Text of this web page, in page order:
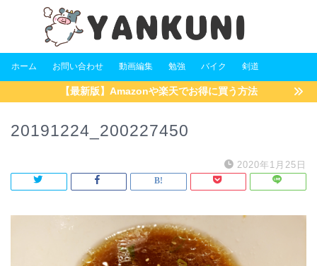
ホーム お問い合わせ 動画編集 勉強 バイク 剣道
【最新版】Amazonや楽天でお得に買う方法
20191224_200227450
2020年1月25日